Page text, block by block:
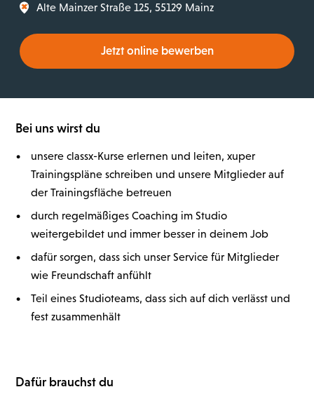
Alte Mainzer Straße 125, 55129 Mainz
Jetzt online bewerben
Bei uns wirst du
•
unsere classx-Kurse erlernen und leiten, xuper
Trainingspläne schreiben und unsere Mitglieder auf
der Trainingsfläche betreuen
•
durch regelmäßiges Coaching im Studio
weitergebildet und immer besser in deinem Job
•
dafür sorgen, dass sich unser Service für Mitglieder
wie Freundschaft anfühlt
•
Teil eines Studioteams, dass sich auf dich verlässt und
fest zusammenhält
Dafür brauchst du